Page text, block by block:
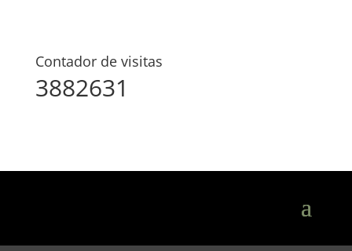
Contador de visitas
3882631